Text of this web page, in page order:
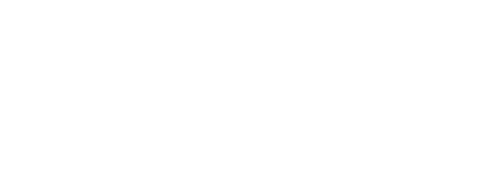
1968er-Revolte anachronistisch entstellt.